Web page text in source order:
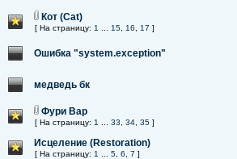
Кот (Cat)
[ На страницу: 1 15 16 17 ]
Ошибка "system.exception"
медведь бк
Фури Вар
[ На страницу: 1 33 34 35 ]
Исцеление (Restoration)
[ На страницу: 1 5 6 7 ]